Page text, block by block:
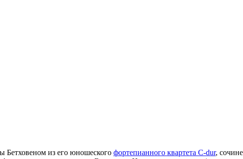
Бетховеном из его юношеского фортепианного квартета C-dur,